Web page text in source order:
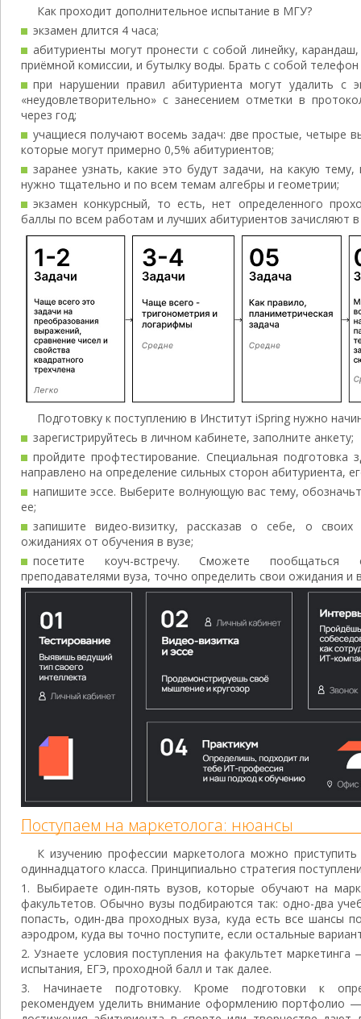
Как проходит дополнительное испытание в МГУ?
экзамен длится 4 часа;
абитуриенты могут пронести с собой линейку,
приёмной комиссии, и бутылку воды. Брать с собой
при нарушении правил абитуриента могут удалить с
«неудовлетворительно» с занесением отметки в
через год;
учащиеся получают восемь задач: две простые, четыре
которые могут примерно 0,5% абитуриентов;
заранее узнать, какие это будут задачи, на какую
нужно тщательно и по всем темам алгебры и геометрии;
экзамен конкурсный, то есть, нет определенного
баллы по всем работам и лучших абитуриентов зачисляют в
Подготовку к поступлению в Институт iSpring нужно
зарегистрируйтесь в личном кабинете, заполните анкету;
пройдите профтестирование. Специальная подготовка
направлено на определение сильных сторон абитуриента,
напишите эссе. Выберите волнующую вас тему,
ее;
запишите видео-визитку, рассказав о себе, о
ожиданиях от обучения в вузе;
посетите коуч-встречу. Сможете пообщаться
преподавателями вуза, точно определить свои ожидания и
Поступаем на маркетолога: нюансы
К изучению профессии маркетолога можно
одиннадцатого класса. Принципиально стратегия
Выбираете один-пять вузов, которые обучают на
факультетов. Обычно вузы подбираются так: одно-два
попасть, один-два проходных вуза, куда есть все шансы
аэродром, куда вы точно поступите, если остальные
Узнаете условия поступления на факультет
испытания, ЕГЭ, проходной балл и так далее.
Начинаете подготовку. Кроме подготовки к
рекомендуем уделить внимание оформлению портфолио